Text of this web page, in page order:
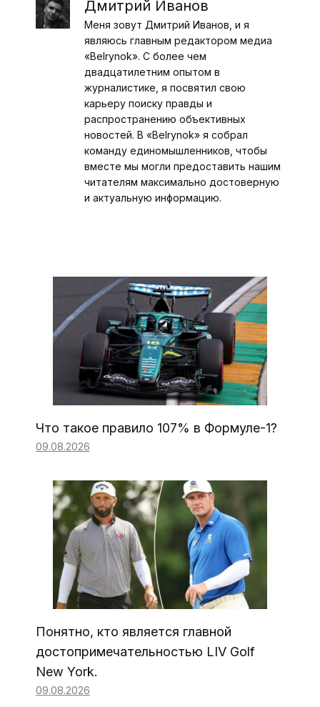
Дмитрий Иванов
Меня зовут Дмитрий Иванов, и я
являюсь главным редактором медиа
«Belrynok». С более чем
двадцатилетним опытом в
журналистике, я посвятил свою
карьеру поиску правды и
распространению объективных
новостей. В «Belrynok» я собрал
команду единомышленников, чтобы
вместе мы могли предоставить нашим
читателям максимально достоверную
и актуальную информацию.
Что такое правило 107% в Формуле-1?
09.08.2026
Понятно, кто является главной
достопримечательностью LIV Golf
New York.
09.08.2026